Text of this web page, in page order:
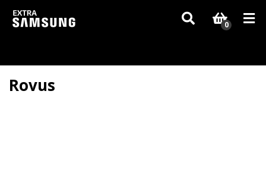
Vzhledem k aktuální situaci se může dodání dílů, které nejsou skladem,
zpozdit. Děkujeme za pochopení.
0
Rovus